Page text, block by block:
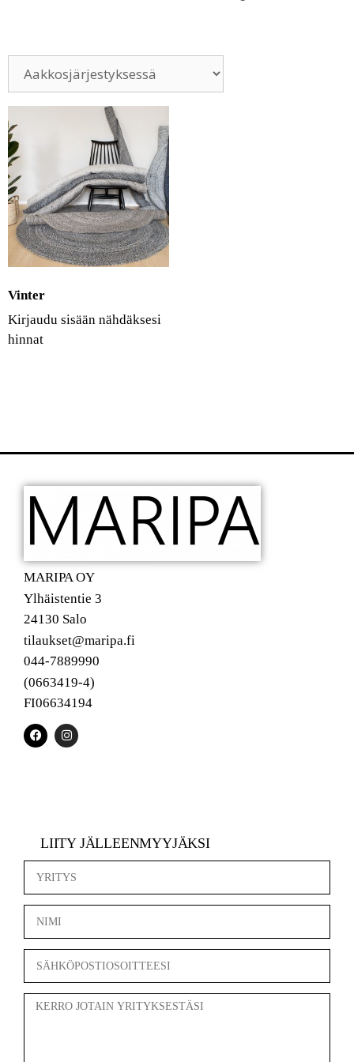
Vinter
Kirjaudu sisään nähdäksesi
hinnat
MARIPA OY
Ylhäistentie 3
24130 Salo
tilaukset@maripa.fi
044-7889990
(0663419-4)
FI06634194
LIITY JÄLLEENMYYJÄKSI